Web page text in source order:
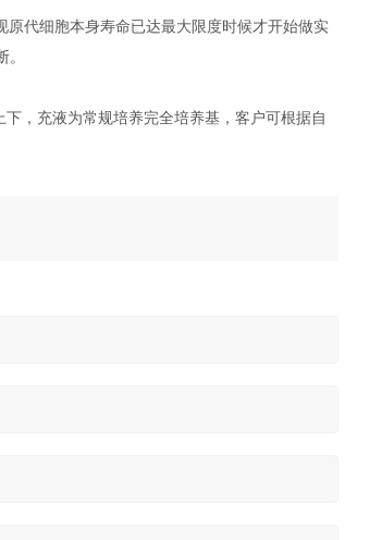
代细胞本身寿命已达最大限度时候才开始做实
，充液为常规培养完全培养基，客户可根据自